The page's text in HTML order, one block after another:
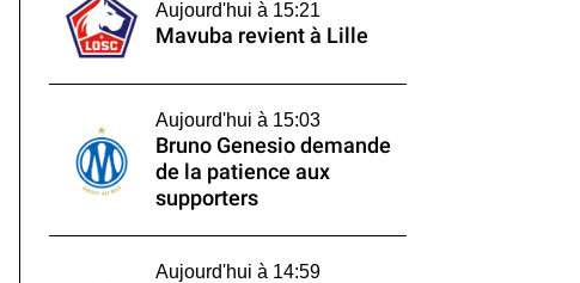
Aujourd'hui à 15:21
Mavuba revient à Lille
Aujourd'hui à 15:03
Bruno Genesio demande
de la patience aux
supporters
Aujourd'hui à 14:59